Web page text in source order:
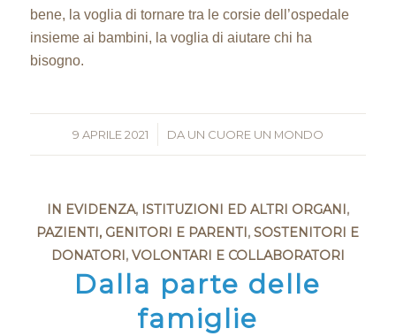
bene, la voglia di tornare tra le corsie dell’ospedale
insieme ai bambini, la voglia di aiutare chi ha
bisogno.
9 APRILE 2021
/ DA UN CUORE UN MONDO
IN EVIDENZA, ISTITUZIONI ED ALTRI ORGANI,
PAZIENTI, GENITORI E PARENTI,SOSTENITORI E
DONATORI, VOLONTARI E COLLABORATORI
Dalla parte delle
famiglie